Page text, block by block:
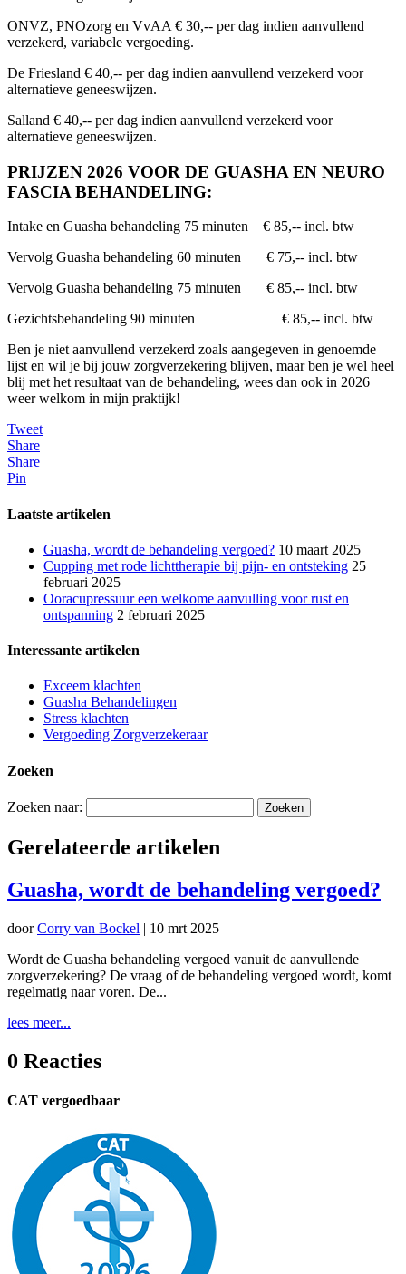
ONVZ, PNOzorg en VvAA € 30,-- per dag indien aanvullend
verzekerd, variabele vergoeding.
De Friesland € 40,-- per dag indien aanvullend verzekerd voor
alternatieve geneeswijzen.
Salland € 40,-- per dag indien aanvullend verzekerd voor
alternatieve geneeswijzen.
PRIJZEN 2026 VOOR DE GUASHA EN NEURO
FASCIA BEHANDELING:
Intake en Guasha behandeling 75 minuten € 85,-- incl. btw
Vervolg Guasha behandeling 60 minuten € 75,-- incl. btw
Vervolg Guasha behandeling 75 minuten € 85,-- incl. btw
Gezichtsbehandeling 90 minuten € 85,-- incl. btw
Ben je niet aanvullend verzekerd zoals aangegeven in genoemde
lijst en wil je bij jouw zorgverzekering blijven, maar ben je wel heel
blij met het resultaat van de behandeling, wees dan ook in 2026
weer welkom in mijn praktijk!
Tweet
Share
Share
Pin
Laatste artikelen
Guasha, wordt de behandeling vergoed? 10 maart 2025
Cupping met rode lichttherapie bij pijn- en ontsteking 25
februari 2025
Ooracupressuur een welkome aanvulling voor rust en
ontspanning 2 februari 2025
Interessante artikelen
Exceem klachten
Guasha Behandelingen
Stress klachten
Vergoeding Zorgverzekeraar
Zoeken
Zoeken naar:
Gerelateerde artikelen
Guasha, wordt de behandeling vergoed?
doorCorry van Bockel | 10 mrt 2025
Wordt de Guasha behandeling vergoed vanuit de aanvullende
zorgverzekering? De vraag of de behandeling vergoed wordt, komt
regelmatig naar voren. De...
lees meer...
0 Reacties
CAT vergoedbaar